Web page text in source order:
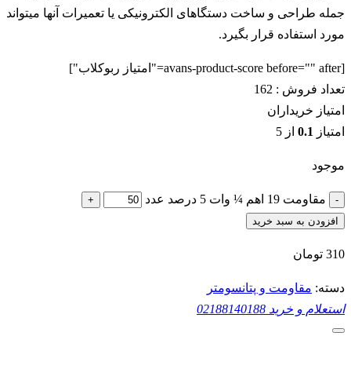
جمله طراحی و ساخت دستگاهای الکترونیکی یا تعمیرات آنها میتواند
مورد استفاده قرار بگیرد.
[avans-product-score before="" after="امتیاز ربوکلاب"]
تعداد فروش : 162
امتیاز خریداران
امتیاز 0.1 از 5
موجود
- مقاومت 19 اهم ¼ وات 5 درصد عدد
+
افزودن به سبد خرید
310 تومان
دسته: مقاومت و پتانسومتر
استعلام و خرید 02188140188